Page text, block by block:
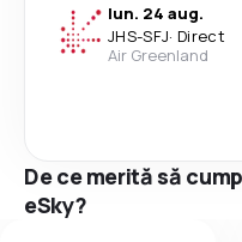
lun. 24 aug.
JHS-SFJ· Direct
Air Greenland
De ce merită să
eSky?